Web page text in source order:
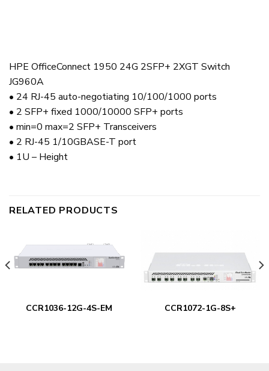
HPE OfficeConnect 1950 24G 2SFP+ 2XGT Switch
JG960A
• 24 RJ-45 auto-negotiating 10/100/1000 ports
• 2 SFP+ fixed 1000/10000 SFP+ ports
• min=0 max=2 SFP+ Transceivers
• 2 RJ-45 1/10GBASE-T port
• 1U – Height
RELATED PRODUCTS
CCR1036-12G-4S-EM CCR1072-1G-8S+